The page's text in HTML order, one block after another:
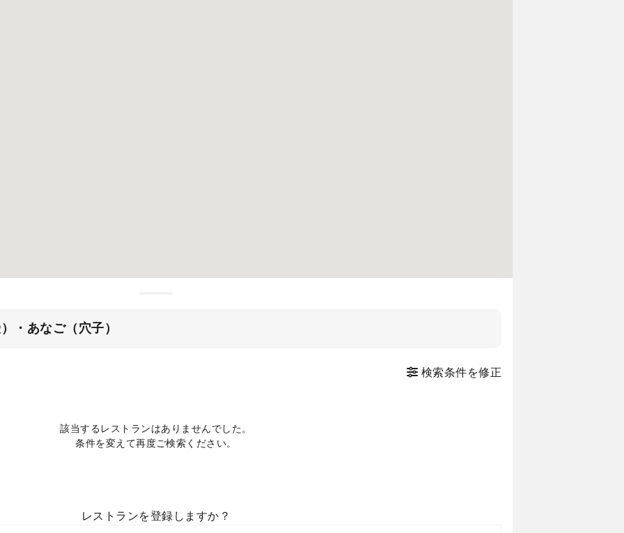
・あなご（穴子）
検索条件を修正
該当するレストランはありませんでした。
条件を変えて再度ご検索ください。
レストランを登録しますか？